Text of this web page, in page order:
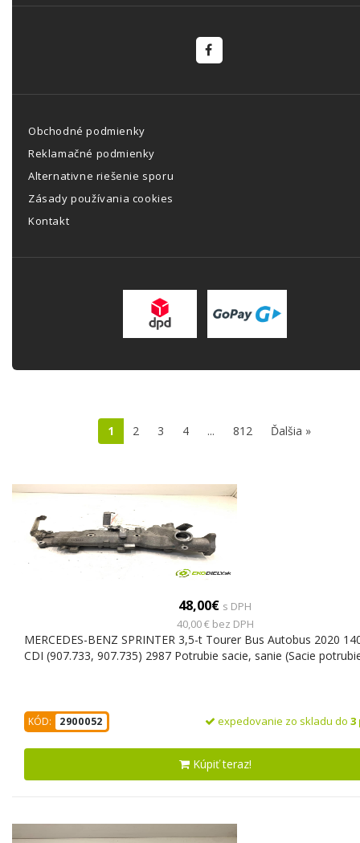
Obchodné podmienky
Reklamačné podmienky
Alternativne riešenie sporu
Zásady používania cookies
Kontakt
1 2 3 4 ... 812 Ďalšia »
48,00€ s DPH
40,00 € bez DPH
MERCEDES-BENZ SPRINTER 3,5-t Tourer Bus Autobus 2020
CDI (907.733, 907.735) 2987 Potrubie sacie, sanie (Sacie
KÓD: 2900052 expedovanie zo skladu do 3
Kúpiť teraz!